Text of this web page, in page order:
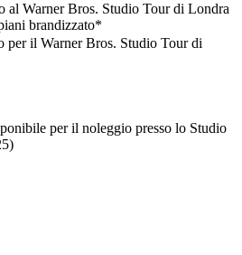
al Warner Bros. Studio Tour di Londra
brandizzato*
per il Warner Bros. Studio Tour di
per il noleggio presso lo Studio